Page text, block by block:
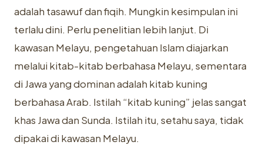
adalah tasawuf dan fiqih. Mungkin kesimpulan ini
terlalu dini. Perlu penelitian lebih lanjut. Di
kawasan Melayu, pengetahuan Islam diajarkan
melalui kitab-kitab berbahasa Melayu, sementara
di Jawa yang dominan adalah kitab kuning
berbahasa Arab. Istilah “kitab kuning” jelas sangat
khas Jawa dan Sunda. Istilah itu, setahu saya, tidak
dipakai di kawasan Melayu.